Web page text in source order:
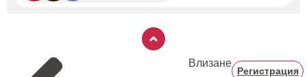
Влизане
Регистрация